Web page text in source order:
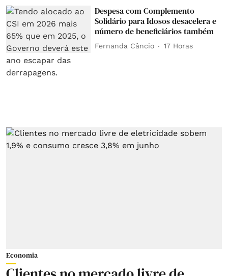
Despesa com Complemento
Solidário para Idosos desacelera e
número de beneficiários também
Fernanda Câncio 17 Horas
Economia